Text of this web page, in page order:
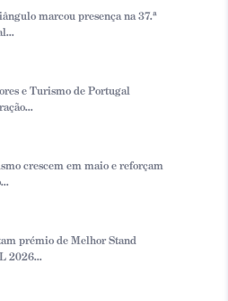
marcou presença na 37.ª
e Turismo de Portugal
crescem em maio e reforçam
prémio de Melhor Stand
2026...